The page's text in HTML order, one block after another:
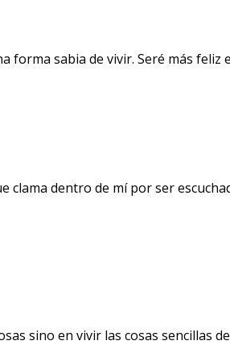
forma sabia de vivir. Seré más
dentro de mí por ser
sino en vivir las cosas sencillas